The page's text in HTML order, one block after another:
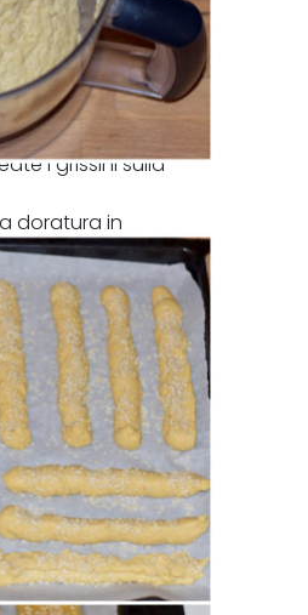
i grissini sulla
doratura in